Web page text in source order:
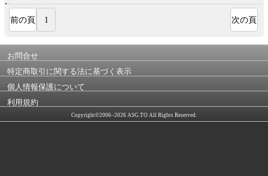
前の頁 1 次の頁
お問合せ
特定商取引に関する法に基づく表示
個人情報保護について
利用規約
Copyright©2006–2026 ASG.TO All Rights Reserved.